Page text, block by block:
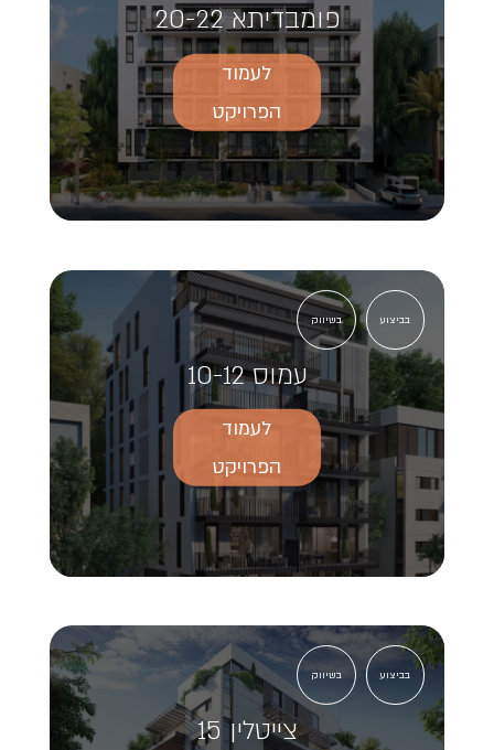
פומבדיתא 20-22
לעמוד
הפרויקט
בביצוע בשיווק
עמוס 10-12
לעמוד
הפרויקט
בביצוע בשיווק
צייטלין 15